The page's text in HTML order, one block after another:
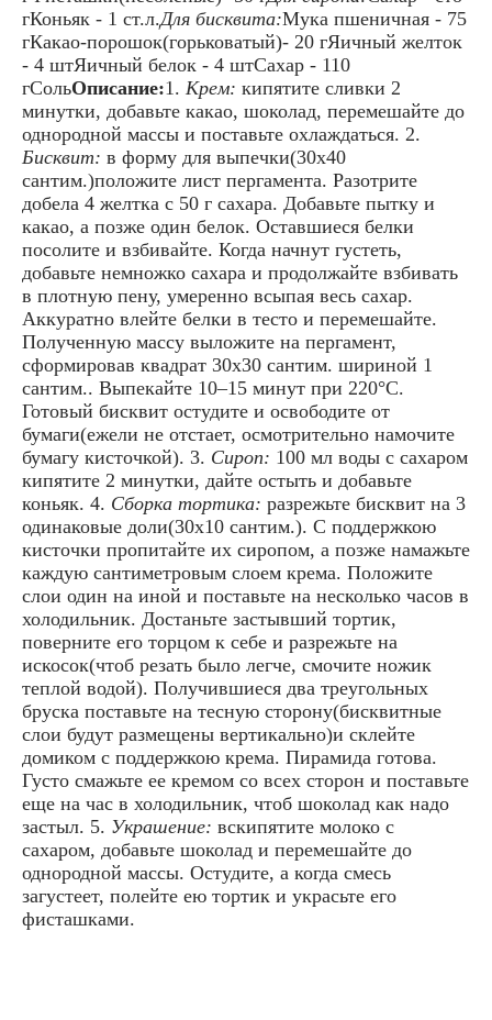
гКоньяк - 1 ст.л.Для бисквита:Мука пшеничная - 75
гКакао-порошок(горьковатый)- 20 гЯичный желток
- 4 штЯичный белок - 4 штСахар - 110
гСольОписание:1. Крем: кипятите сливки 2
минутки, добавьте какао, шоколад, перемешайте до
однородной массы и поставьте охлаждаться. 2.
Бисквит: в форму для выпечки(30х40
сантим.)положите лист пергамента. Разотрите
добела 4 желтка с 50 г сахара. Добавьте пытку и
какао, а позже один белок. Оставшиеся белки
посолите и взбивайте. Когда начнут густеть,
добавьте немножко сахара и продолжайте взбивать
в плотную пену, умеренно всыпая весь сахар.
Аккуратно влейте белки в тесто и перемешайте.
Полученную массу выложите на пергамент,
сформировав квадрат 30х30 сантим. шириной 1
сантим.. Выпекайте 10–15 минут при 220°С.
Готовый бисквит остудите и освободите от
бумаги(ежели не отстает, осмотрительно намочите
бумагу кисточкой). 3. Сироп: 100 мл воды с сахаром
кипятите 2 минутки, дайте остыть и добавьте
коньяк. 4. Сборка тортика: разрежьте бисквит на 3
одинаковые доли(30х10 сантим.). С поддержкою
кисточки пропитайте их сиропом, а позже намажьте
каждую сантиметровым слоем крема. Положите
слои один на иной и поставьте на несколько часов в
холодильник. Достаньте застывший тортик,
поверните его торцом к себе и разрежьте на
искосок(чтоб резать было легче, смочите ножик
теплой водой). Получившиеся два треугольных
бруска поставьте на тесную сторону(бисквитные
слои будут размещены вертикально)и склейте
домиком с поддержкою крема. Пирамида готова.
Густо смажьте ее кремом со всех сторон и поставьте
еще на час в холодильник, чтоб шоколад как надо
застыл. 5. Украшение: вскипятите молоко с
сахаром, добавьте шоколад и перемешайте до
однородной массы. Остудите, а когда смесь
загустеет, полейте ею тортик и украсьте его
фисташками.